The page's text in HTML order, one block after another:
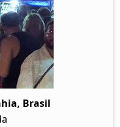
Brasil